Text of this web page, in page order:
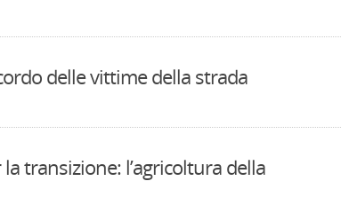
delle vittime della strada
transizione: l’agricoltura della